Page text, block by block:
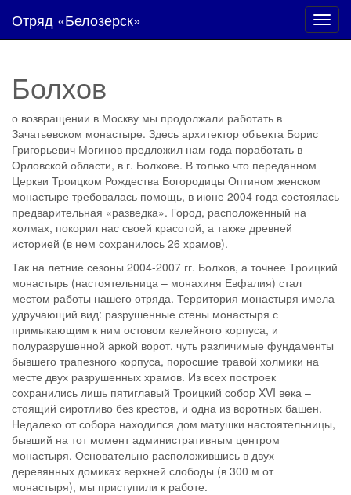
Отряд «Белозерск»
Болхов
о возвращении в Москву мы продолжали работать в
Зачатьевском монастыре. Здесь архитектор объекта Борис
Григорьевич Могинов предложил нам года поработать в
Орловской области, в г. Болхове. В только что переданном
Церкви Троицком Рождества Богородицы Оптином женском
монастыре требовалась помощь, в июне 2004 года состоялась
предварительная «разведка». Город, расположенный на
холмах, покорил нас своей красотой, а также древней
историей (в нем сохранилось 26 храмов).
Так на летние сезоны 2004-2007 гг. Болхов, а точнее Троицкий
монастырь (настоятельница – монахиня Евфалия) стал
местом работы нашего отряда. Территория монастыря имела
удручающий вид: разрушенные стены монастыря с
примыкающим к ним остовом келейного корпуса, и
полуразрушенной аркой ворот, чуть различимые фундаменты
бывшего трапезного корпуса, поросшие травой холмики на
месте двух разрушенных храмов. Из всех построек
сохранились лишь пятиглавый Троицкий собор XVI века –
стоящий сиротливо без крестов, и одна из воротных башен.
Недалеко от собора находился дом матушки настоятельницы,
бывший на тот момент административным центром
монастыря. Основательно расположившись в двух
деревянных домиках верхней слободы (в 300 м от
монастыря), мы приступили к работе.